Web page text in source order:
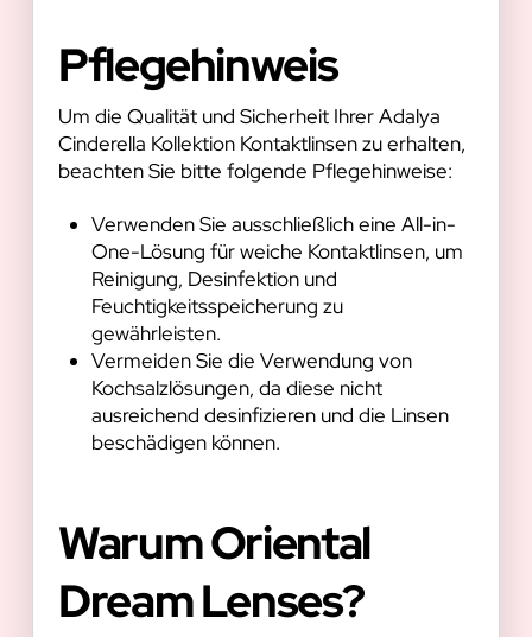
Pflegehinweis
Um die Qualität und Sicherheit Ihrer Adalya
Cinderella Kollektion Kontaktlinsen zu erhalten,
beachten Sie bitte folgende Pflegehinweise:
Verwenden Sie ausschließlich eine All-in-
One-Lösung für weiche Kontaktlinsen, um
Reinigung, Desinfektion und
Feuchtigkeitsspeicherung zu
gewährleisten.
Vermeiden Sie die Verwendung von
Kochsalzlösungen, da diese nicht
ausreichend desinfizieren und die Linsen
beschädigen können.
Warum Oriental
Dream Lenses?